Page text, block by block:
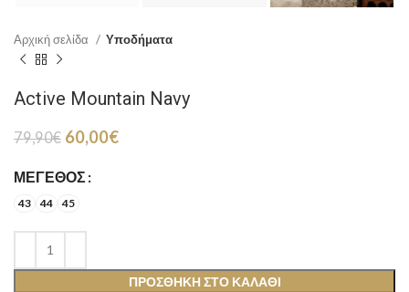
Αρχική σελίδα Υποδήματα
Active Mountain Navy
79,90€ Original
was:
60,00€Η
ΜΈΓΕΘΟΣ
43 44 45
ΠΡΟΣΘΉΚΗ ΣΤΟ ΚΑΛΆΘΙ